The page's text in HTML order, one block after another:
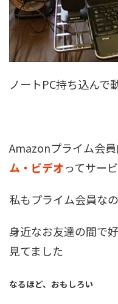
ノートPC持ち込んで
Amazonプライム会
ム・ビデオってサー
私もプライム会員な
身近なお友達の間
見てました
なるほど、おもしろい